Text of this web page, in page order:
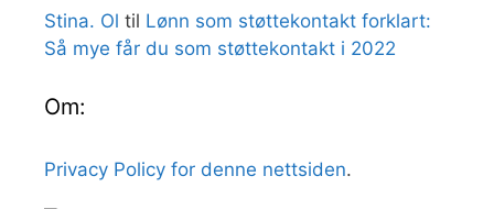
Stina. Ol til Lønn som støttekontakt forklart:
Så mye får du som støttekontakt i 2022
Om:
Privacy Policy for denne nettsiden.